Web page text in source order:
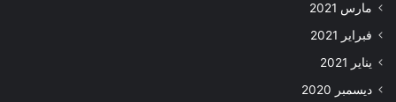
مارس 2021
فبراير 2021
يناير 2021
ديسمبر 2020